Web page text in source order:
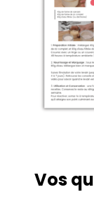
Vos